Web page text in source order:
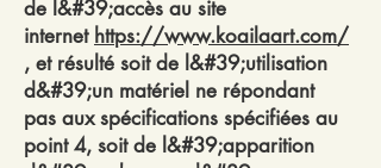
de l&#39;accès au site
internet https://www.koailaart.com/
, et résulté soit de l&#39;utilisation
d&#39;un matériel ne répondant
pas aux spécifications spécifiées au
point 4, soit de l&#39;apparition